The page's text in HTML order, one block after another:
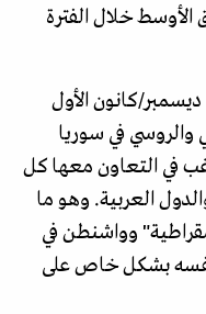
الأوسط خلال الفترة
كانون الأول
والروسي في سوريا
في التعاون معها كل
العربية. وهو ما
وواشنطن في
نفسه بشكل خاص على